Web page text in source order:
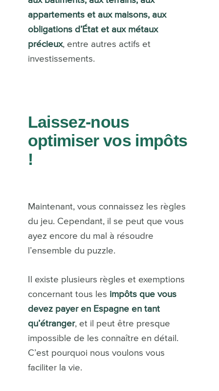
appartements et aux maisons, aux
obligations d’État et aux métaux
précieux, entre autres actifs et
investissements.
Laissez-nous
optimiser vos impôts
!
Maintenant, vous connaissez les règles
du jeu. Cependant, il se peut que vous
ayez encore du mal à résoudre
l’ensemble du puzzle.
Il existe plusieurs règles et exemptions
concernant tous les impôts que vous
devez payer en Espagne en tant
qu’étranger, et il peut être presque
impossible de les connaître en détail.
C’est pourquoi nous voulons vous
faciliter la vie.